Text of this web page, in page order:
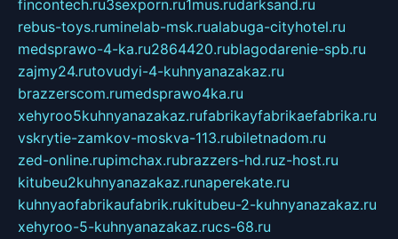
fincontech.ru3sexporn.ru1mus.rudarksand.ru
rebus-toys.ruminelab-msk.rualabuga-cityhotel.ru
medsprawo-4-ka.ru2864420.rublagodarenie-spb.ru
zajmy24.rutovudyi-4-kuhnyanazakaz.ru
brazzerscom.rumedsprawo4ka.ru
xehyroo5kuhnyanazakaz.rufabrikayfabrikaefabrika.ru
vskrytie-zamkov-moskva-113.rubiletnadom.ru
zed-online.rupimchax.rubrazzers-hd.ruz-host.ru
kitubeu2kuhnyanazakaz.runaperekate.ru
kuhnyaofabrikaufabrik.rukitubeu-2-kuhnyanazakaz.ru
xehyroo-5-kuhnyanazakaz.rucs-68.ru